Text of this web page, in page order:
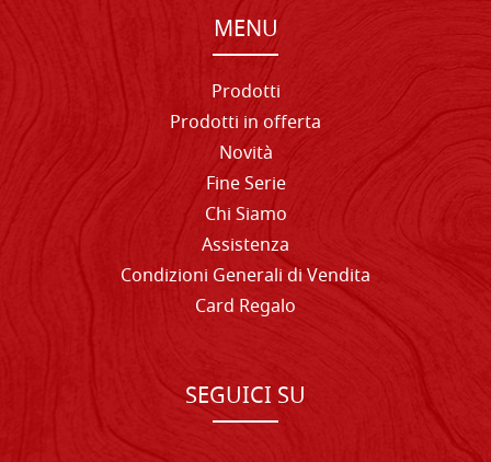
MENU
Prodotti
Prodotti in offerta
Novità
Fine Serie
Chi Siamo
Assistenza
Condizioni Generali di Vendita
Card Regalo
SEGUICI SU